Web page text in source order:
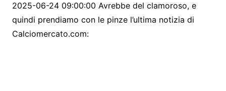
2025-06-24 09:00:00 Avrebbe del clamoroso, e
quindi prendiamo con le pinze l’ultima notizia di
Calciomercato.com: